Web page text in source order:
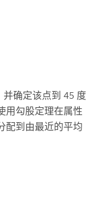
确定该点到 45 度
用勾股定理在属性
配到由最近的平均